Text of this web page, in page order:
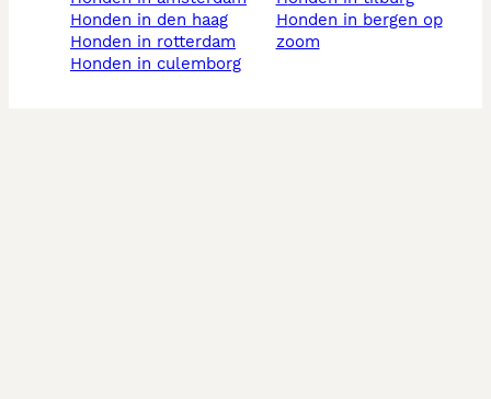
honden in den haag
honden in rotterdam
honden in culemborg
honden in bergen op
zoom